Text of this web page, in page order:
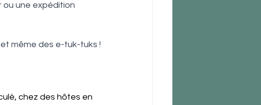
ou une expédition
même des e-tuk-tuks !
chez des hôtes en